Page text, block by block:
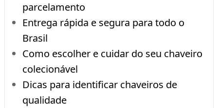
parcelamento
Entrega rápida e segura para todo o
Brasil
Como escolher e cuidar do seu chaveiro
colecionável
Dicas para identificar chaveiros de
qualidade